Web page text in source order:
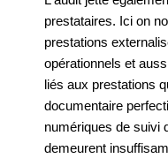
prestataires. Ici on
prestations
opérationnels et
liés aux prestations
documentaire
numériques de suivi
demeurent